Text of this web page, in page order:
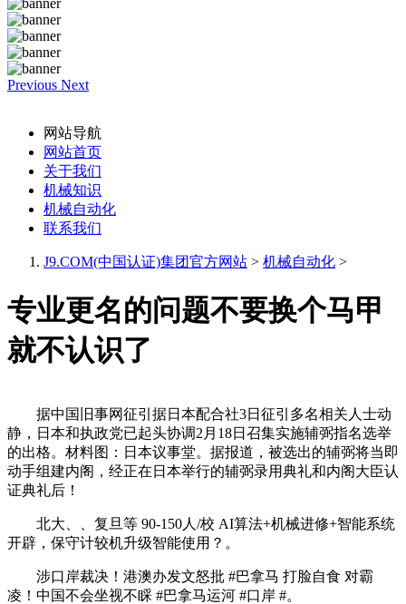
Previous Next
网站导航
网站首页
关于我们
机械知识
机械自动化
联系我们
J9.COM(中国认证)集团官方网站 > 机械自动化 >
专业更名的问题不要换个马甲
就不认识了
据中国旧事网征引据日本配合社3日征引多名相关人士动
静，日本和执政党已起头协调2月18日召集实施辅弼指名选举
的出格。材料图：日本议事堂。据报道，被选出的辅弼将当即
动手组建内阁，经正在日本举行的辅弼录用典礼和内阁大臣认
证典礼后！
北大、、复旦等 90-150人/校 AI算法+机械进修+智能系统
开辟，保守计较机升级智能使用？。
涉口岸裁决！港澳办发文怒批 #巴拿马 打脸自食 对霸
凌！中国不会坐视不睬 #巴拿马运河 #口岸 #。